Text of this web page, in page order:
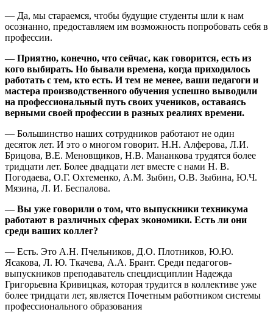
— Да, мы стараемся, чтобы будущие студенты шли к нам
осознанно, предоставляем им возможность попробовать себя в
профессии.
— Приятно, конечно, что сейчас, как говорится, есть из
кого выбирать. Но бывали времена, когда приходилось
работать с тем, кто есть. И тем не менее, ваши педагоги и
мастера производственного обучения успешно выводили
на профессиональный путь своих учеников, оставаясь
верными своей профессии в разных реалиях времени.
— Большинство наших сотрудников работают не один
десяток лет. И это о многом говорит. Н.Н. Алферова, Л.И.
Брицова, В.Е. Меновщиков, Н.В. Мананкова трудятся более
тридцати лет. Более двадцати лет вместе с нами Н. В.
Погодаева, О.Г. Охтеменко, А.М. Зыбин, О.В. Зыбина, Ю.Ч.
Мязина, Л. И. Беспалова.
— Вы уже говорили о том, что выпускники техникума
работают в различных сферах экономики. Есть ли они
среди ваших коллег?
— Есть. Это А.Н. Пчельников, Д.О. Плотников, Ю.Ю.
Ясакова, Л. Ю. Ткачева, А.А. Брант. Среди педагогов-
выпускников преподаватель спецдисциплин Надежда
Григорьевна Кривицкая, которая трудится в коллективе уже
более тридцати лет, является Почетным работником системы
профессионального образования